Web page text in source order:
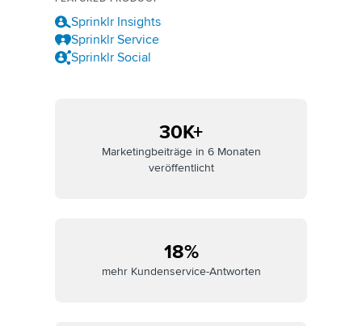
30K+
Marketingbeiträge in 6 Monaten
veröffentlicht
18%
mehr Kundenservice-Antworten
Sprinklr Insights
Sprinklr Service
Sprinklr Social